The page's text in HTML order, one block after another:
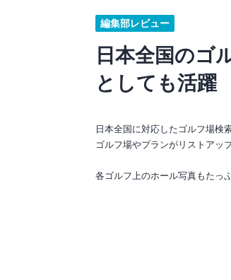
編集部レビュー
日本全国のゴ
としても活躍
日本全国に対応したゴルフ場検
ゴルフ場やプランがリストアッ
各ゴルフ上のホール写真もたっ